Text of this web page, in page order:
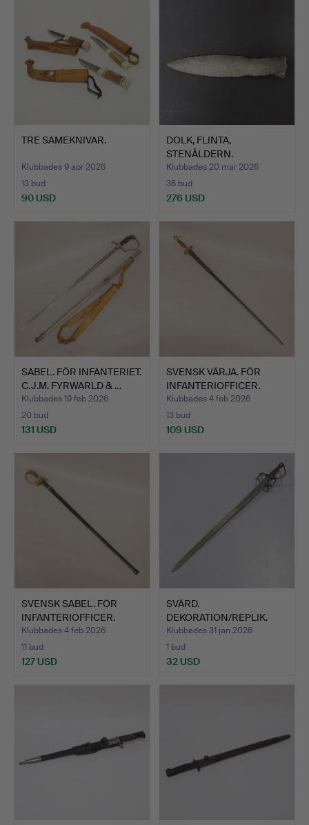
TRE SAMEKNIVAR.
Klubbades 9 apr 2026
13 bud
90 USD
DOLK, FLINTA,
STENÅLDERN.
Klubbades 20 mar 2026
36 bud
276 USD
SABEL. FÖR INFANTERIET.
C.J.M. FYRWARLD & …
Klubbades 19 feb 2026
20 bud
131 USD
SVENSK VÄRJA. FÖR
INFANTERIOFFICER.
OMKRIN…
Klubbades 4 feb 2026
13 bud
109 USD
SVENSK SABEL. FÖR
INFANTERIOFFICER.
M/1870.
Klubbades 4 feb 2026
11 bud
127 USD
SVÄRD.
DEKORATION/REPLIK.
TOLEDO, SPANIEN.…
Klubbades 31 jan 2026
1 bud
32 USD